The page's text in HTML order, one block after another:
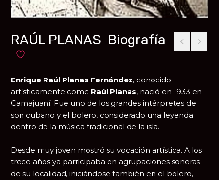
RAÚL PLANAS Biografía
Añadir a favoritos
Enrique Raúl Planas Fernández, conocido
artísticamente como Raúl Planas, nació en 1933 en
Camajuaní. Fue uno de los grandes intérpretes del
son cubano y el bolero, considerado una leyenda
dentro de la música tradicional de la isla.
Desde muy joven mostró su vocación artística. A los
trece años ya participaba en agrupaciones soneras
de su localidad, iniciándose también en el bolero,